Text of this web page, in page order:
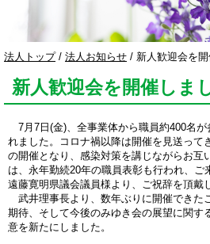
現
の
位
法人トップ/ 法人お知らせ / 新人歓迎会を開
新人歓迎会を開催しま
7月7日(金)、全事業体から職員約400名が
れました。コロナ禍以降は開催を見送って
の開催となり、感染対策を講じながらお互
は、永年勤続20年の職員表彰も行われ、ご
遠藤寛明県議会議員様より、ご祝辞を頂
武井理事長より、数年ぶりに開催できた
期待、そして今後のみゆき会の展望に関す
意を新たにしました。